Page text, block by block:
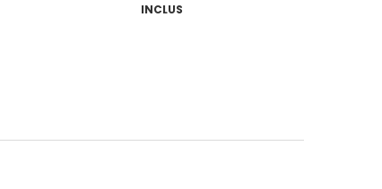
INCLUS